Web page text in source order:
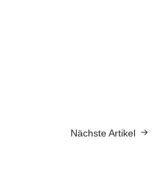
Nächste Artikel